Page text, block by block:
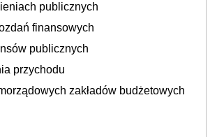
publicznych
finansowych
publicznych
przychodu
zakładów budżetowych